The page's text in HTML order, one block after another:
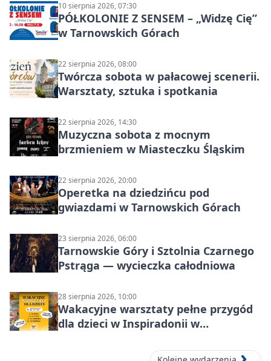
10 sierpnia 2026, 07:30
PÓŁKOLONIE Z SENSEM – „Widzę Cię”
w Tarnowskich Górach
22 sierpnia 2026, 08:00
Twórcza sobota w pałacowej scenerii.
Warsztaty, sztuka i spotkania
22 sierpnia 2026, 14:30
Muzyczna sobota z mocnym
brzmieniem w Miasteczku Śląskim
22 sierpnia 2026, 20:00
Operetka na dziedzińcu pod
gwiazdami w Tarnowskich Górach
23 sierpnia 2026, 06:00
Tarnowskie Góry i Sztolnia Czarnego
Pstrąga — wycieczka całodniowa
28 sierpnia 2026, 10:00
Wakacyjne warsztaty pełne przygód
dla dzieci w Inspiradonii w